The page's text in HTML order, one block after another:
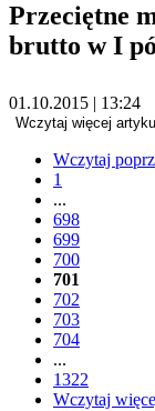
Przeciętne
brutto w I
01.10.2015 | 13:24
Wczytaj więcej
Wczytaj
1
...
698
699
700
701
702
703
704
...
1322
Wczytaj